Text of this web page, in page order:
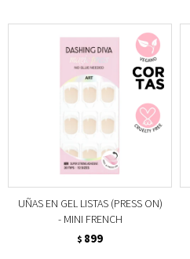
UÑAS EN GEL LISTAS (PRESS ON)
- MINI FRENCH
$ 899